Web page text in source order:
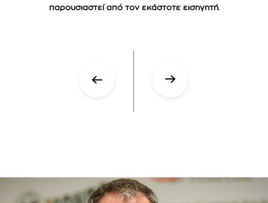
παρουσιαστεί από τον εκάστοτε εισηγητή.